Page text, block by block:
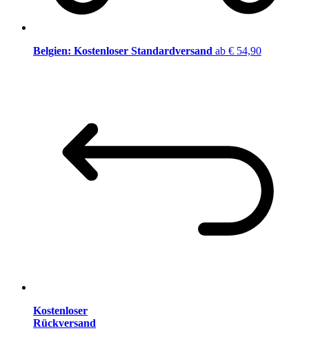
Belgien: Kostenloser Standardversand ab € 54,90
Kostenloser
Rückversand